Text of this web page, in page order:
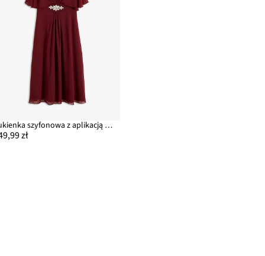
Sukienka szyfonowa z aplikacją z kryształków
zł